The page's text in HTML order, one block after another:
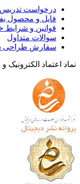
درخواست تدریس
فایل و محصول
قوانین و شرایط خرید
سوالات متداول
سفارش طراحی
اعتماد الکترونیک و نشر